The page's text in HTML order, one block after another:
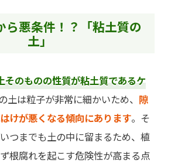
ら悪条件！？「粘土質の
土」
そのものの性質が粘土質であるケ
土は粒子が非常に細かいため、 隙
けが悪くなる傾向にあります。そ
つまでも土の中に留まるため、植
根腐れを起こす危険性が高まる点